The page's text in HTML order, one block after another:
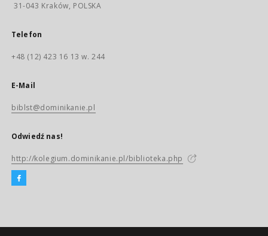
31-043 Kraków, POLSKA
Telefon
+48 (12) 423 16 13 w. 244
E-Mail
biblst@dominikanie.pl
Odwiedź nas!
http://kolegium.dominikanie.pl/biblioteka.php